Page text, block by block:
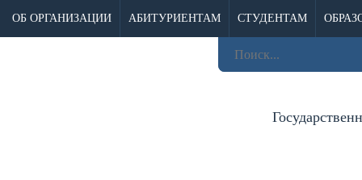
ОБ ОРГАНИЗАЦИИ АБИТУРИЕНТАМ СТУДЕНТАМ